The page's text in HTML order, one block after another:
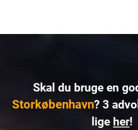
Skal du bruge en
Storkøbenhavn? 3
lige her!